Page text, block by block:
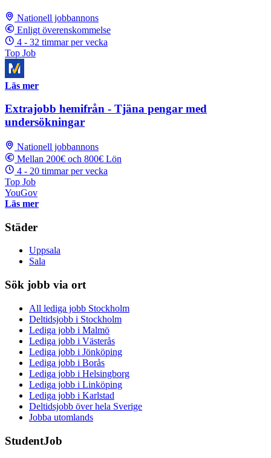
Nationell jobbannons
Enligt överenskommelse
4 - 32 timmar per vecka
Top Job
Läs mer
Extrajobb hemifrån - Tjäna pengar med
undersökningar
Nationell jobbannons
Mellan 200€ och 800€ Lön
4 - 20 timmar per vecka
Top Job
YouGov
Läs mer
Städer
Uppsala
Sala
Sök jobb via ort
All lediga jobb Stockholm
Deltidsjobb i Stockholm
Lediga jobb i Malmö
Lediga jobb i Västerås
Lediga jobb i Jönköping
Lediga jobb i Borås
Lediga jobb i Helsingborg
Lediga jobb i Linköping
Lediga jobb i Karlstad
Deltidsjobb över hela Sverige
Jobba utomlands
StudentJob